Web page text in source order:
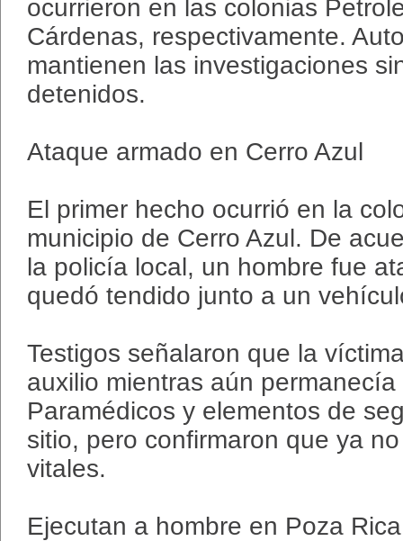
ocurrieron en las colonias
Cárdenas, respectivamente.
mantienen las investigaciones
detenidos.
Ataque armado en Cerro Azul
El primer hecho ocurrió en la
municipio de Cerro Azul. De
la policía local, un hombre fue
quedó tendido junto a un
Testigos señalaron que la
auxilio mientras aún
Paramédicos y elementos de
sitio, pero confirmaron que ya
vitales.
Ejecutan a hombre en Poza Rica